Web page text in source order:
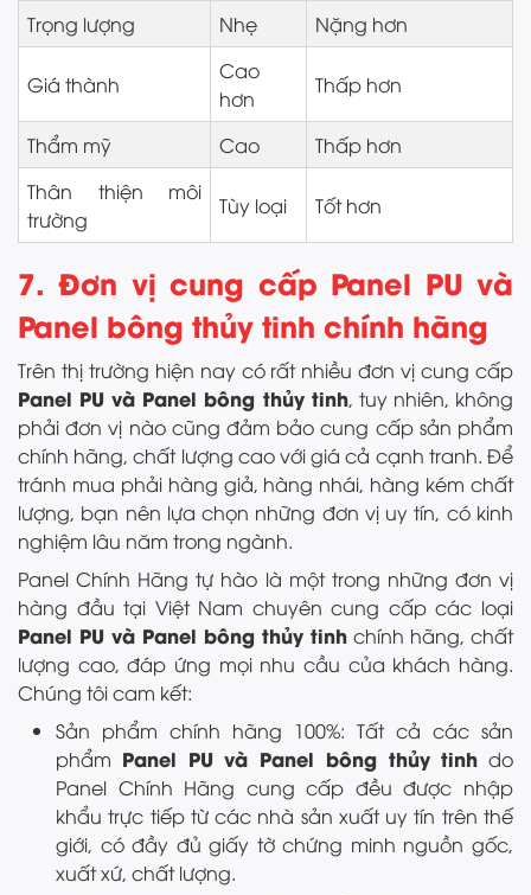
Trọng lượng
Nhẹ Nặng hơn
Giá thành
Cao
hơn
Thấp hơn
Thẩm mỹ Cao
Thấp hơn
Thân thiện môi
trường
Tùy loại Tốt hơn
7. Đơn vị cung cấp Panel PU và
Panel bông thủy tinh chính hãng
Trên thị trường hiện nay có rất nhiều đơn vị cung cấp
Panel PU và Panel bông thủy tinh, tuy nhiên, không
phải đơn vị nào cũng đảm bảo cung cấp sản phẩm
chính hãng, chất lượng cao với giá cả cạnh tranh. Để
tránh mua phải hàng giả, hàng nhái, hàng kém chất
lượng, bạn nên lựa chọn những đơn vị uy tín, có kinh
nghiệm lâu năm trong ngành.
Panel Chính Hãng tự hào là một trong những đơn vị
hàng đầu tại Việt Nam chuyên cung cấp các loại
Panel PU và Panel bông thủy tinh chính hãng, chất
lượng cao, đáp ứng mọi nhu cầu của khách hàng.
Chúng tôi cam kết:
Sản phẩm chính hãng 100%: Tất cả các sản
phẩm Panel PU và Panel bông thủy tinh do
Panel Chính Hãng cung cấp đều được nhập
khẩu trực tiếp từ các nhà sản xuất uy tín trên thế
giới, có đầy đủ giấy tờ chứng minh nguồn gốc,
xuất xứ, chất lượng.